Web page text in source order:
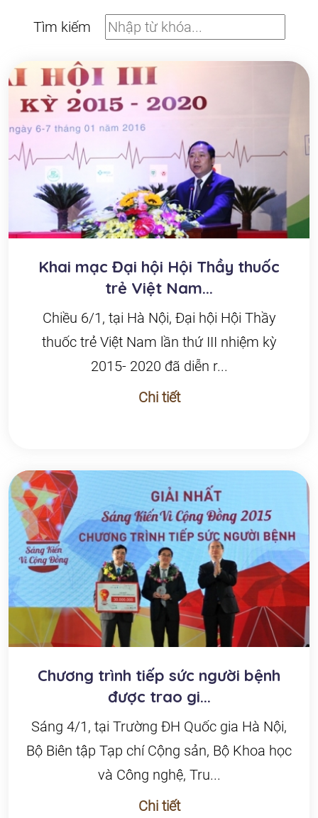
Tìm kiếm
Khai mạc Đại hội Hội Thầy thuốc
trẻ Việt Nam...
Chiều 6/1, tại Hà Nội, Đại hội Hội Thầy
thuốc trẻ Việt Nam lần thứ III nhiệm kỳ
2015- 2020 đã diễn r...
Chi tiết
Chương trình tiếp sức người bệnh
được trao gi...
Sáng 4/1, tại Trường ĐH Quốc gia Hà Nội,
Bộ Biên tập Tạp chí Cộng sản, Bộ Khoa học
và Công nghệ, Tru...
Chi tiết